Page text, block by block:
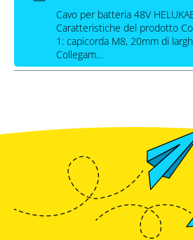
Cavo per batteria 48V
Caratteristiche del prodotto
1: capicorda M8, 20mm di
Collegam…